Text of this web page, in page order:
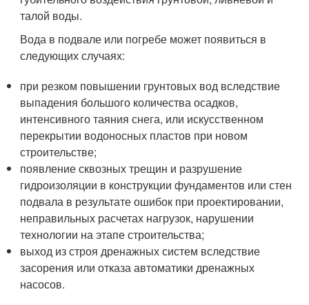
талой воды.
Вода в подвале или погребе может появиться в
следующих случаях:
при резком повышении грунтовых вод вследствие
выпадения большого количества осадков,
интенсивного таяния снега, или искусственном
перекрытии водоносных пластов при новом
строительстве;
появление сквозных трещин и разрушение
гидроизоляции в конструкции фундаментов или стен
подвала в результате ошибок при проектировании,
неправильных расчетах нагрузок, нарушении
технологии на этапе строительства;
выход из строя дренажных систем вследствие
засорения или отказа автоматики дренажных
насосов.